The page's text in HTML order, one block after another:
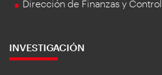
Dirección de Finanzas y Control
INVESTIGACIÓN